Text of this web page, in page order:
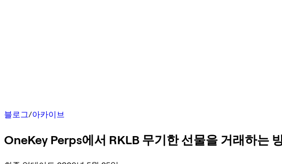
블로그/아카이브
OneKey Perps에서 RKLB 무기한 선물을 거래하는